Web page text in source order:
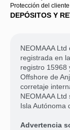
Protección del cliente
DEPÓSITOS Y
NEOMAAA
registrada en
registro 15968
Offshore de
corretaje
NEOMAAA
Isla Autónoma
Advertencia